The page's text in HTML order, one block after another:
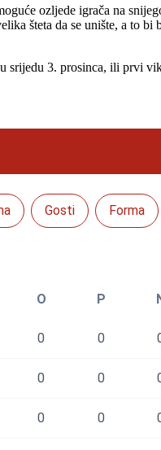
ozljede igrača na
šteta da se unište, a to
3. prosinca, ili prvi